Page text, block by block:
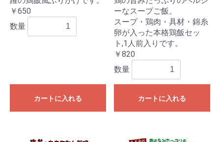
￥650
数量
カートに入れる
ーなスープご飯。
スープ・鶏肉・具材・錦糸
卵が入った本格鶏飯セッ
ト,1人前入りです。
￥820
数量
カートに入れる